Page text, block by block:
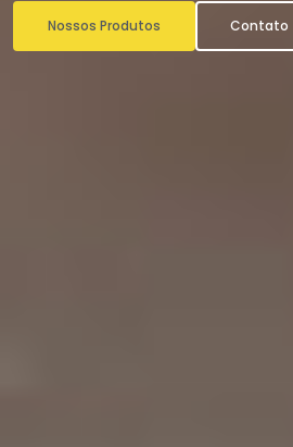
Nossos Produtos Contato